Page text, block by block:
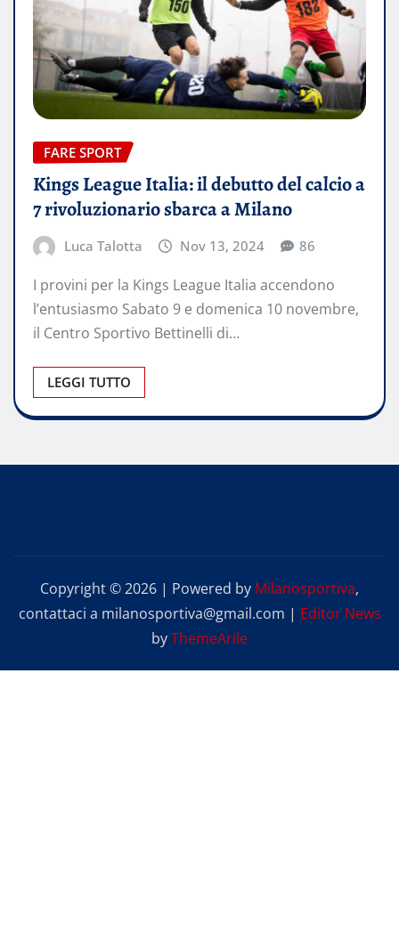
FARE SPORT
Kings League Italia: il debutto del calcio a
7 rivoluzionario sbarca a Milano
Luca Talotta Nov 13, 2024 86
I provini per la Kings League Italia accendono
l’entusiasmo Sabato 9 e domenica 10 novembre,
il Centro Sportivo Bettinelli di…
LEGGI TUTTO
Copyright © 2026 | Powered by Milanosportiva,
contattaci a milanosportiva@gmail.com | Editor News
byThemeArile